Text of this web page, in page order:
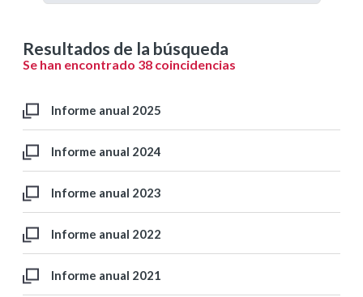
Resultados de la búsqueda
Se han encontrado 38 coincidencias
Informe anual 2025
Informe anual 2024
Informe anual 2023
Informe anual 2022
Informe anual 2021